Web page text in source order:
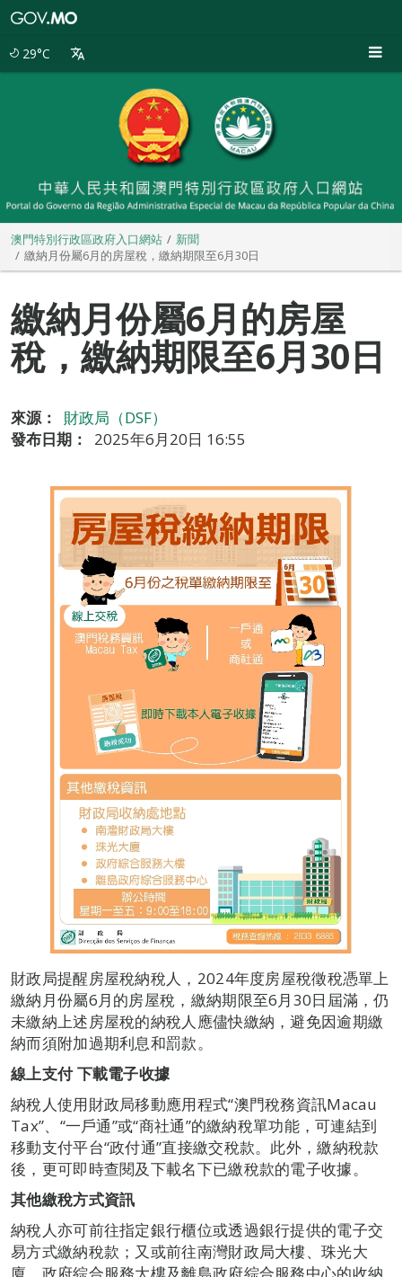
29°C
澳門特別行政區政府入口網站
新聞
繳納月份屬6月的房屋稅，繳納期限至6月30日
繳納月份屬6月的房屋
稅，繳納期限至6月30日
來源：
財政局（DSF）
發布日期：
2025年6月20日 16:55
財政局提醒房屋稅納稅人，2024年度房屋稅徵稅憑單上
繳納月份屬6月的房屋稅，繳納期限至6月30日屆滿，仍
未繳納上述房屋稅的納稅人應儘快繳納，避免因逾期繳
納而須附加過期利息和罰款。
線上支付 下載電子收據
納稅人使用財政局移動應用程式“澳門稅務資訊Macau
Tax”、“一戶通”或“商社通”的繳納稅單功能，可連結到
移動支付平台“政付通”直接繳交稅款。此外，繳納稅款
後，更可即時查閱及下載名下已繳稅款的電子收據。
其他繳稅方式資訊
納稅人亦可前往指定銀行櫃位或透過銀行提供的電子交
易方式繳納稅款；又或前往南灣財政局大樓、珠光大